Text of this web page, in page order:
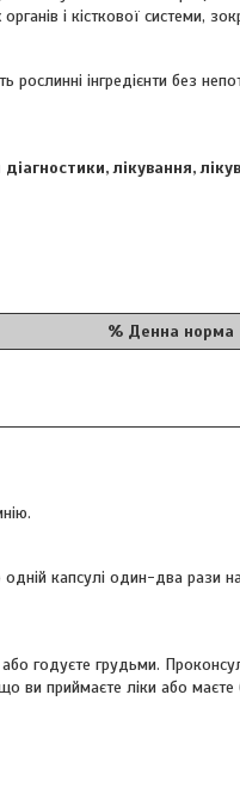
і кісткової системи,
рослинні інгредієнти без
лікування,
% Денна норма
капсулі один-два рази
годуєте грудьми.
ви приймаєте ліки або